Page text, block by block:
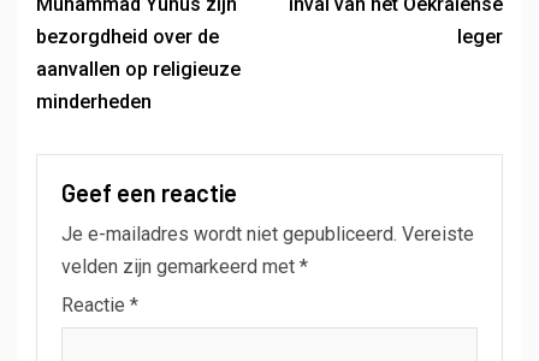
bezorgdheid over de
aanvallen op religieuze
minderheden
leger
Geef een reactie
Je e-mailadres wordt niet gepubliceerd. Vereiste
velden zijn gemarkeerd met *
Reactie *